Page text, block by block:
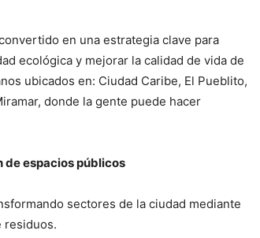
en una estrategia clave para
ecológica y mejorar la calidad de vida de
ubicados en: Ciudad Caribe, El Pueblito,
donde la gente puede hacer
de espacios públicos
sectores de la ciudad mediante
residuos.